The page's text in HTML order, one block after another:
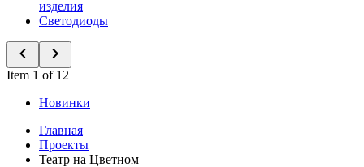
изделия
Светодиоды
Item 1 of 12
Новинки
Главная
Проекты
Театр на Цветном